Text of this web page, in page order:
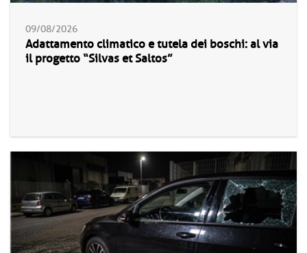
09/08/2026
Adattamento climatico e tutela dei boschi: al via
il progetto “Silvas et Saltos”